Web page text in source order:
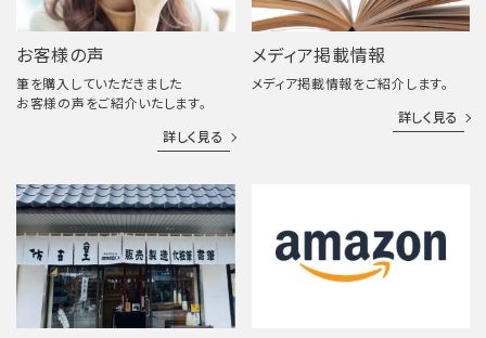
お客様の声
筆を購入していただきました
お客様の声をご紹介いたします。
詳しく見る
メディア掲載情報
メディア掲載情報をご紹介します。
詳しく見る